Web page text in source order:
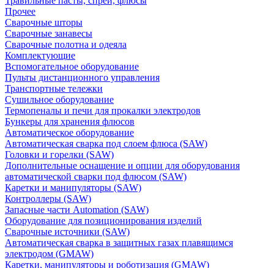
Прочее
Сварочные шторы
Сварочные занавесы
Сварочные полотна и одеяла
Комплектующие
Вспомогательное оборудование
Пульты дистанционного управления
Транспортные тележки
Сушильное оборудование
Термопеналы и печи для прокалки электродов
Бункеры для хранения флюсов
Автоматическое оборудование
Автоматическая сварка под слоем флюса (SAW)
Головки и горелки (SAW)
Дополнительные оснащение и опции для оборудования
автоматической сварки под флюсом (SAW)
Каретки и манипуляторы (SAW)
Контроллеры (SAW)
Запасные части Automation (SAW)
Оборудование для позиционирования изделий
Сварочные источники (SAW)
Автоматическая сварка в защитных газах плавящимся
электродом (GMAW)
Каретки, манипуляторы и роботизация (GMAW)